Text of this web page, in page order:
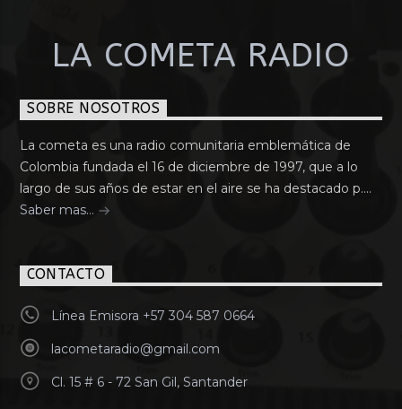
LA COMETA RADIO
SOBRE NOSOTROS
La cometa es una radio comunitaria emblemática de
Colombia fundada el 16 de diciembre de 1997, que a lo
largo de sus años de estar en el aire se ha destacado p....
Saber mas...
CONTACTO
Línea Emisora +57 304 587 0664
lacometaradio@gmail.com
Cl. 15 # 6 - 72 San Gil, Santander